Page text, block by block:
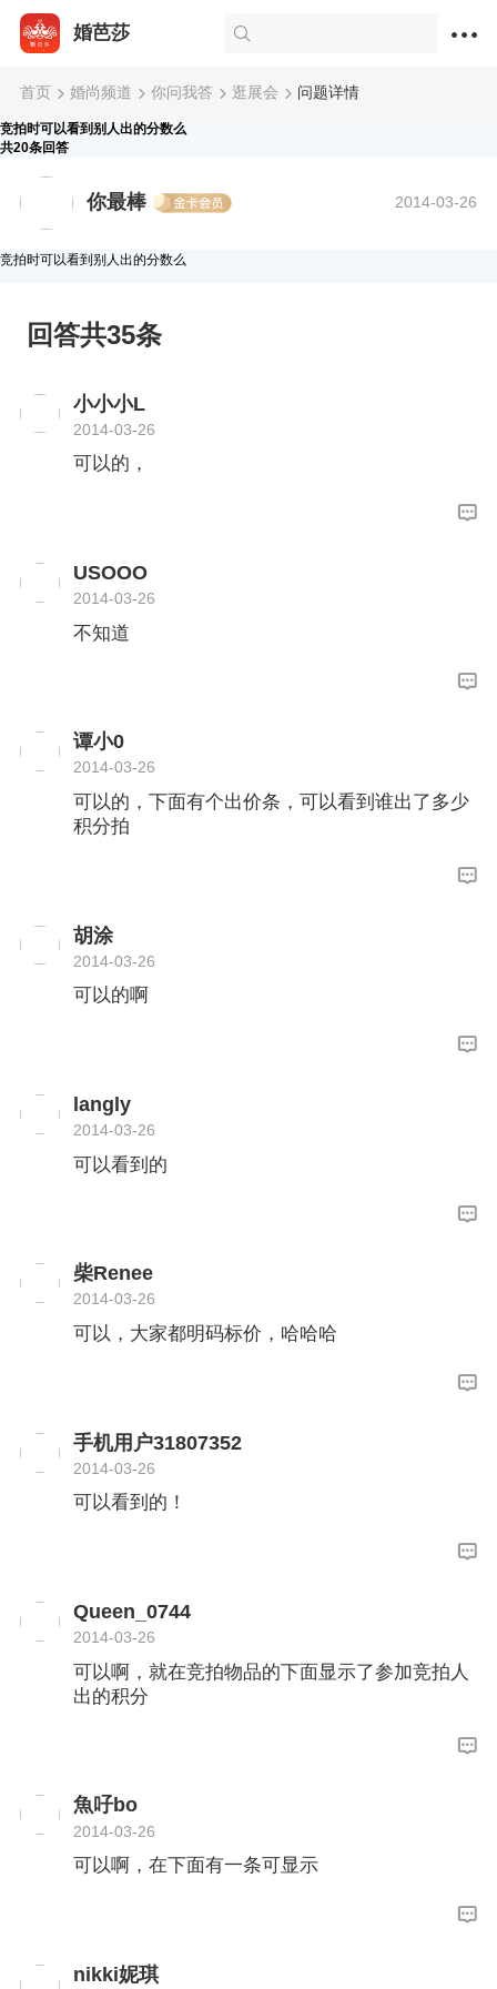
婚芭莎
首页 婚尚频道 你问我答 逛展会 问题详情
竞拍时可以看到别人出的分数么
共20条回答
你最棒 2014-03-26
竞拍时可以看到别人出的分数么
回答共35条
小小小L
2014-03-26
可以的，
USOOO
2014-03-26
不知道
谭小0
2014-03-26
可以的，下面有个出价条，可以看到谁出了多少
积分拍
胡涂
2014-03-26
可以的啊
langly
2014-03-26
可以看到的
柴Renee
2014-03-26
可以，大家都明码标价，哈哈哈
手机用户31807352
2014-03-26
可以看到的！
Queen_0744
2014-03-26
可以啊，就在竞拍物品的下面显示了参加竞拍人
出的积分
魚吇bo
2014-03-26
可以啊，在下面有一条可显示
nikki妮琪